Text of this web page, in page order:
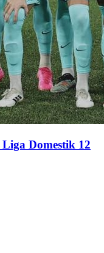
Domestik 12